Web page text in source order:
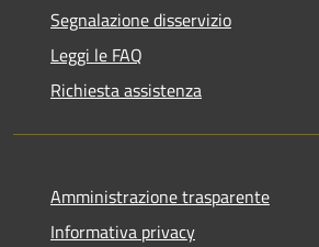
Segnalazione disservizio
Leggi le FAQ
Richiesta assistenza
Amministrazione trasparente
Informativa privacy